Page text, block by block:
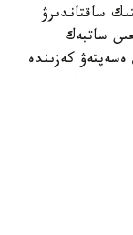
ساقتاندىرۋ
ساتبەك
ەسەپتەۋ كەزىندە